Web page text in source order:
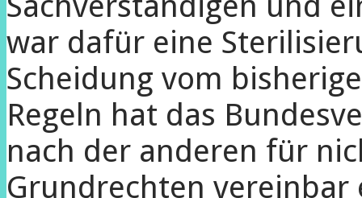
war dafür eine
Scheidung vom
Regeln hat das
nach der anderen für
Grundrechten vereinbar